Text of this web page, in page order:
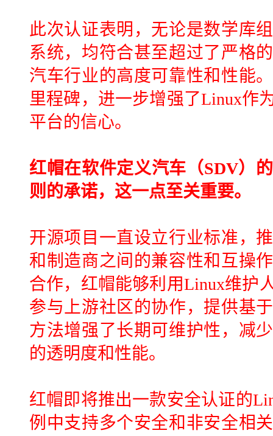
此次认证表明，无论是数学库
系统，均符合甚至超过了严格
汽车行业的高度可靠性和性能
里程碑，进一步增强了Linux作
平台的信心。
红帽在软件定义汽车（SDV）
则的承诺，这一点至关重要。
开源项目一直设立行业标准，
和制造商之间的兼容性和互操
合作，红帽能够利用Linux维护
参与上游社区的协作，提供基
方法增强了长期可维护性，减
的透明度和性能。
红帽即将推出一款安全认证的
例中支持多个安全和非安全相